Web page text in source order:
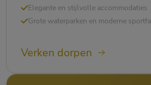
Elegante en stijlvolle accommodaties
Grote waterparken en moderne
Verken dorpen